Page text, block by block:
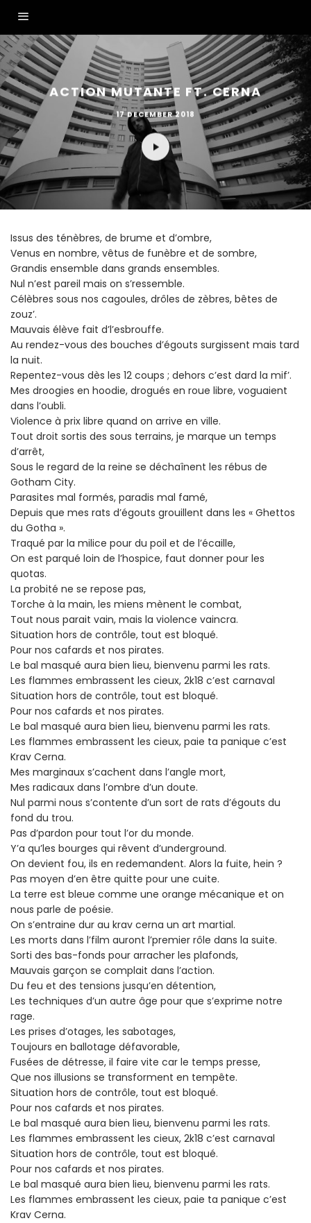
ACTION MUTANTE FT. CERNA
17 DECEMBER 2018
Issus des ténèbres, de brume et d’ombre,
Venus en nombre, vêtus de funèbre et de sombre,
Grandis ensemble dans grands ensembles.
Nul n’est pareil mais on s’ressemble.
Célèbres sous nos cagoules, drôles de zèbres, bêtes de
zouz’.
Mauvais élève fait d’l’esbrouffe.
Au rendez-vous des bouches d’égouts surgissent mais tard
la nuit.
Repentez-vous dès les 12 coups ; dehors c’est dard la mif’.
Mes droogies en hoodie, drogués en roue libre, voguaient
dans l’oubli.
Violence à prix libre quand on arrive en ville.
Tout droit sortis des sous terrains, je marque un temps
d’arrêt,
Sous le regard de la reine se déchaînent les rébus de
Gotham City.
Parasites mal formés, paradis mal famé,
Depuis que mes rats d’égouts grouillent dans les « Ghettos
du Gotha ».
Traqué par la milice pour du poil et de l’écaille,
On est parqué loin de l’hospice, faut donner pour les
quotas.
La probité ne se repose pas,
Torche à la main, les miens mènent le combat,
Tout nous parait vain, mais la violence vaincra.
Situation hors de contrôle, tout est bloqué.
Pour nos cafards et nos pirates.
Le bal masqué aura bien lieu, bienvenu parmi les rats.
Les flammes embrassent les cieux, 2k18 c’est carnaval
Situation hors de contrôle, tout est bloqué.
Pour nos cafards et nos pirates.
Le bal masqué aura bien lieu, bienvenu parmi les rats.
Les flammes embrassent les cieux, paie ta panique c’est
Krav Cerna.
Mes marginaux s’cachent dans l’angle mort,
Mes radicaux dans l’ombre d’un doute.
Nul parmi nous s’contente d’un sort de rats d’égouts du
fond du trou.
Pas d’pardon pour tout l’or du monde.
Y’a qu’les bourges qui rêvent d’underground.
On devient fou, ils en redemandent. Alors la fuite, hein ?
Pas moyen d’en être quitte pour une cuite.
La terre est bleue comme une orange mécanique et on
nous parle de poésie.
On s’entraine dur au krav cerna un art martial.
Les morts dans l’film auront l’premier rôle dans la suite.
Sorti des bas-fonds pour arracher les plafonds,
Mauvais garçon se complait dans l’action.
Du feu et des tensions jusqu’en détention,
Les techniques d’un autre âge pour que s’exprime notre
rage.
Les prises d’otages, les sabotages,
Toujours en ballotage défavorable,
Fusées de détresse, il faire vite car le temps presse,
Que nos illusions se transforment en tempête.
Situation hors de contrôle, tout est bloqué.
Pour nos cafards et nos pirates.
Le bal masqué aura bien lieu, bienvenu parmi les rats.
Les flammes embrassent les cieux, 2k18 c’est carnaval
Situation hors de contrôle, tout est bloqué.
Pour nos cafards et nos pirates.
Le bal masqué aura bien lieu, bienvenu parmi les rats.
Les flammes embrassent les cieux, paie ta panique c’est
Krav Cerna.